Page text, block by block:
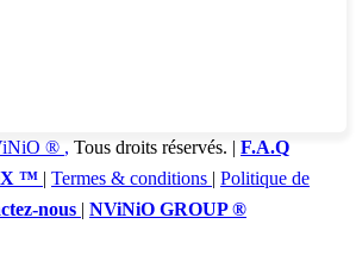
® , Tous droits réservés. | F.A.Q
™ | Termes & conditions | Politique de
nous | NViNiO GROUP ®